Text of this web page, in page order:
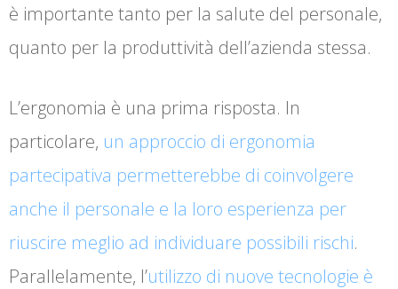
è importante tanto per la salute del personale,
quanto per la produttività dell’azienda stessa.
L’ergonomia è una prima risposta. In
particolare, un approccio di ergonomia
partecipativa permetterebbe di coinvolgere
anche il personale e la loro esperienza per
riuscire meglio ad individuare possibili rischi.
Parallelamente, l’utilizzo di nuove tecnologie è